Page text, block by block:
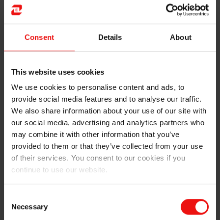
Consent Details About
This website uses cookies
We use cookies to personalise content and ads, to
provide social media features and to analyse our traffic.
We also share information about your use of our site with
our social media, advertising and analytics partners who
may combine it with other information that you’ve
provided to them or that they’ve collected from your use
of their services. You consent to our cookies if you
continue to use our website.
Selection
Necessary
Produire rapidement des pièces de qualité est
essentiel sur le marché du moulage LSR. Le moulage
par injection liquide fournit le processus le plus
robustes à usage général de matériaux LSR, y compris
sont spécialement conçus avec un durcissement rapide
et un excellent démoulage ainsi que d’excellentes
propriétés physiques et mécaniques.
Caoutchouc de silicone liquide pour les
soins de santé
Elkem Silicones propose une gamme en expansion
Le moulage par injection LSR pour les applications de
santé permet une production constante de pièces avec